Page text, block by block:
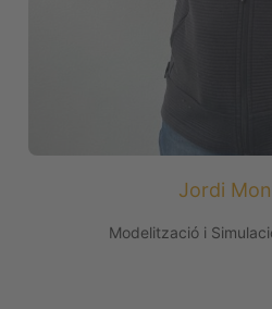
Jordi
Modelització i